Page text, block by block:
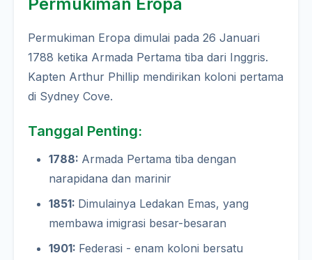
Permukiman Eropa dimulai pada 26 Januari
1788 ketika Armada Pertama tiba dari Inggris.
Kapten Arthur Phillip mendirikan koloni pertama
di Sydney Cove.
Tanggal Penting:
1788: Armada Pertama tiba dengan
narapidana dan marinir
1851: Dimulainya Ledakan Emas, yang
membawa imigrasi besar-besaran
1901: Federasi - enam koloni bersatu